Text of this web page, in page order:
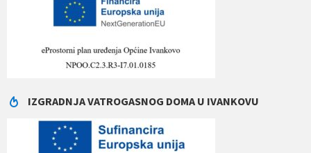
IZGRADNJA VATROGASNOG DOMA U IVANKOVU